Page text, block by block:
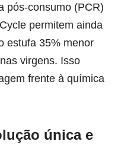
pós-consumo (PCR)
permitem ainda
estufa 35% menor
virgens. Isso
frente à química
única e